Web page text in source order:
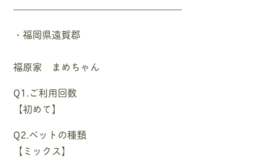
—————————————————–
・福岡県遠賀郡
福原家 まめちゃん
Q1.ご利用回数
【初めて】
Q2.ペットの種類
【ミックス】